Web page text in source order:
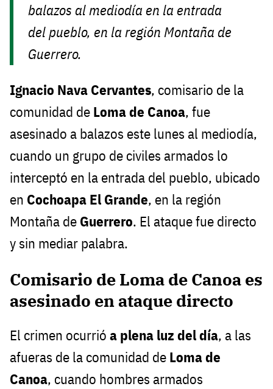
balazos al mediodía en la entrada
del pueblo, en la región Montaña de
Guerrero.
Ignacio Nava Cervantes, comisario de la
comunidad de Loma de Canoa, fue
asesinado a balazos este lunes al mediodía,
cuando un grupo de civiles armados lo
interceptó en la entrada del pueblo, ubicado
en Cochoapa El Grande, en la región
Montaña de Guerrero. El ataque fue directo
y sin mediar palabra.
Comisario de Loma de Canoa es
asesinado en ataque directo
El crimen ocurrió a plena luz del día, a las
afueras de la comunidad de Loma de
Canoa, cuando hombres armados